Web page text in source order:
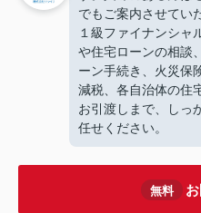
でもご案内させてい
１級ファイナンシャ
や住宅ローンの相談
ーン手続き、火災保
減税、各自治体の住
お引渡しまで、しっ
任せください。
無料